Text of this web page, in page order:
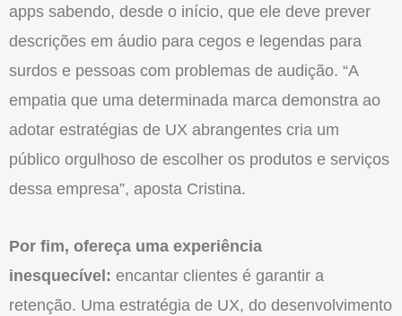
apps sabendo, desde o início, que ele deve prever
descrições em áudio para cegos e legendas para
surdos e pessoas com problemas de audição. “A
empatia que uma determinada marca demonstra ao
adotar estratégias de UX abrangentes cria um
público orgulhoso de escolher os produtos e serviços
dessa empresa”, aposta Cristina.
Por fim, ofereça uma experiência
inesquecível: encantar clientes é garantir a
retenção. Uma estratégia de UX, do desenvolvimento